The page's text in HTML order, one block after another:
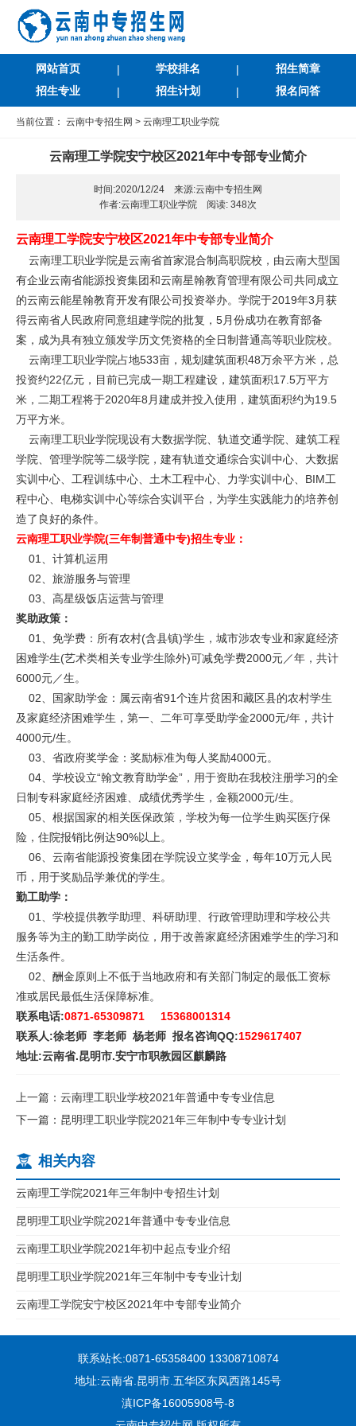
网站首页 | 学校排名 |
招生简章
招生专业
| 招生计划 | 报名问答
当前位置： 云南中专招生网 > 云南理工职业学院
云南理工学院安宁校区2021年中专部专业简介
时间:2020/12/24 来源:云南中专招生网
作者:云南理工职业学院 阅读: 348次
云南理工学院安宁校区2021年中专部专业简介
云南理工职业学院是云南省首家混合制高职院校，由云南大型国
有企业云南省能源投资集团和云南星翰教育管理有限公司共同成立
的云南云能星翰教育开发有限公司投资举办。学院于2019年3月获
得云南省人民政府同意组建学院的批复，5月份成功在教育部备
案，成为具有独立颁发学历文凭资格的全日制普通高等职业院校。
云南理工职业学院占地533亩，规划建筑面积48万余平方米，总
投资约22亿元，目前已完成一期工程建设，建筑面积17.5万平方
米，二期工程将于2020年8月建成并投入使用，建筑面积约为19.5
万平方米。
云南理工职业学院现设有大数据学院、轨道交通学院、建筑工程
学院、管理学院等二级学院，建有轨道交通综合实训中心、大数据
实训中心、工程训练中心、土木工程中心、力学实训中心、BIM工
程中心、电梯实训中心等综合实训平台，为学生实践能力的培养创
造了良好的条件。
云南理工职业学院(三年制普通中专)招生专业：
01、计算机运用
02、旅游服务与管理
03、高星级饭店运营与管理
奖助政策：
01、免学费：所有农村(含县镇)学生，城市涉农专业和家庭经济
困难学生(艺术类相关专业学生除外)可减免学费2000元／年，共计
6000元／生。
02、国家助学金：属云南省91个连片贫困和藏区县的农村学生
及家庭经济困难学生，第一、二年可享受助学金2000元/年，共计
4000元/生。
03、省政府奖学金：奖励标准为每人奖励4000元。
04、学校设立“翰文教育助学金”，用于资助在我校注册学习的全
日制专科家庭经济困难、成绩优秀学生，金额2000元/生。
05、根据国家的相关医保政策，学校为每一位学生购买医疗保
险，住院报销比例达90%以上。
06、云南省能源投资集团在学院设立奖学金，每年10万元人民
币，用于奖励品学兼优的学生。
勤工助学：
01、学校提供教学助理、科研助理、行政管理助理和学校公共
服务等为主的勤工助学岗位，用于改善家庭经济困难学生的学习和
生活条件。
02、酬金原则上不低于当地政府和有关部门制定的最低工资标
准或居民最低生活保障标准。
联系电话:0871-65309871 15368001314
联系人:徐老师 李老师 杨老师 报名咨询QQ:1529617407
地址:云南省.昆明市.安宁市职教园区麒麟路
上一篇：云南理工职业学校2021年普通中专专业信息
下一篇：昆明理工职业学院2021年三年制中专专业计划
相关内容
云南理工学院2021年三年制中专招生计划
昆明理工职业学院2021年普通中专专业信息
云南理工职业学院2021年初中起点专业介绍
昆明理工职业学院2021年三年制中专专业计划
云南理工学院安宁校区2021年中专部专业简介
联系站长:0871-65358400 13308710874
地址:云南省.昆明市.五华区东风西路145号
滇ICP备16005908号-8